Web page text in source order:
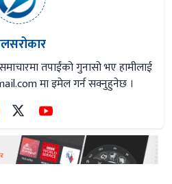
तपाईंको गुनासो भए हामीलाई
मा इमेल गर्न सक्नुहुनेछ ।